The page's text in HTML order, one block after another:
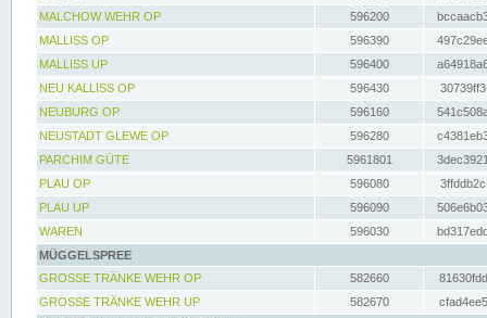
MALCHOW WEHR OP
596200
MALLISS OP
596390
MALLISS UP
596400
NEU KALLISS OP
596430
NEUBURG OP
596160
NEUSTADT GLEWE OP
596280
PARCHIM GÜTE
5961801
PLAU OP
596080
PLAU UP
596090
WAREN
596030
MÜGGELSPREE
GROSSE TRÄNKE WEHR OP
582660
GROSSE TRÄNKE WEHR UP
582670